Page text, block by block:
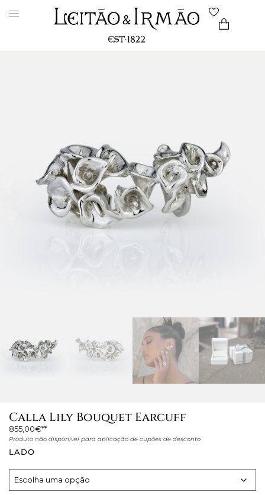
Calla Lily Bouquet Earcuff
855,00€
Produto não disponível para aplicação de cupões de desconto
LADO